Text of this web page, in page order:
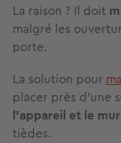
La raison ? Il doit
malgré les
porte.
La solution pour
placer près d’une
l’appareil et le mur
tièdes.